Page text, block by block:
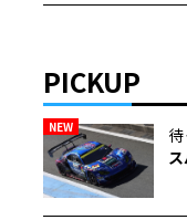
PICKUP
NEW